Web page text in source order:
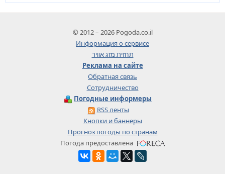
© 2012 – 2026 Pogoda.co.il
Информация о сервисе
תחזית מזג אוויר
Реклама на сайте
Обратная связь
Сотрудничество
Погодные информеры
RSS ленты
Кнопки и баннеры
Прогноз погоды по странам
Погода предоставлена